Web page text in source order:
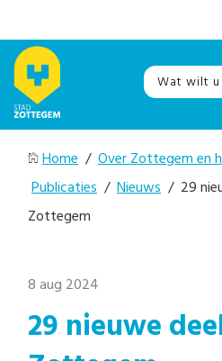
Home / Over Zottegem en
Publicaties / Nieuws / 29
Zottegem
8 aug 2024
29 nieuwe